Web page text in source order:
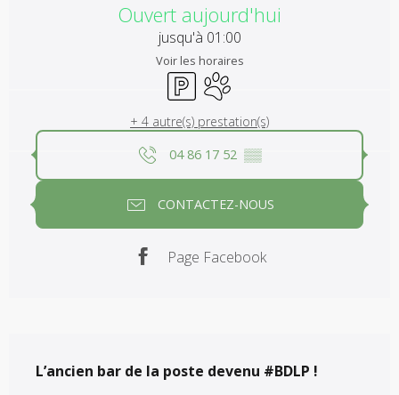
Ouvert aujourd'hui
jusqu'à 01:00
Voir les horaires
ParkingAnimaux acceptés
+ 4 autre(s) prestation(s)
04 86 17 52 ▒▒
CONTACTEZ-NOUS
Page Facebook
L’ancien bar de la poste devenu #BDLP !